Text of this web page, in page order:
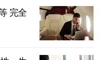
完全